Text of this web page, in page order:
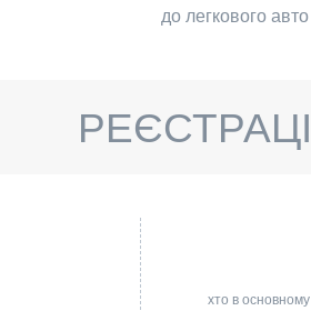
до легкового авто
хто в основному